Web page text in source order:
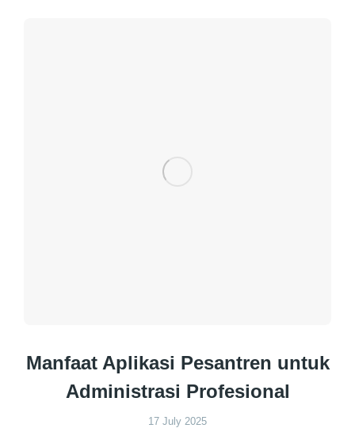
Manfaat Aplikasi Pesantren untuk
Administrasi Profesional
17 July 2025